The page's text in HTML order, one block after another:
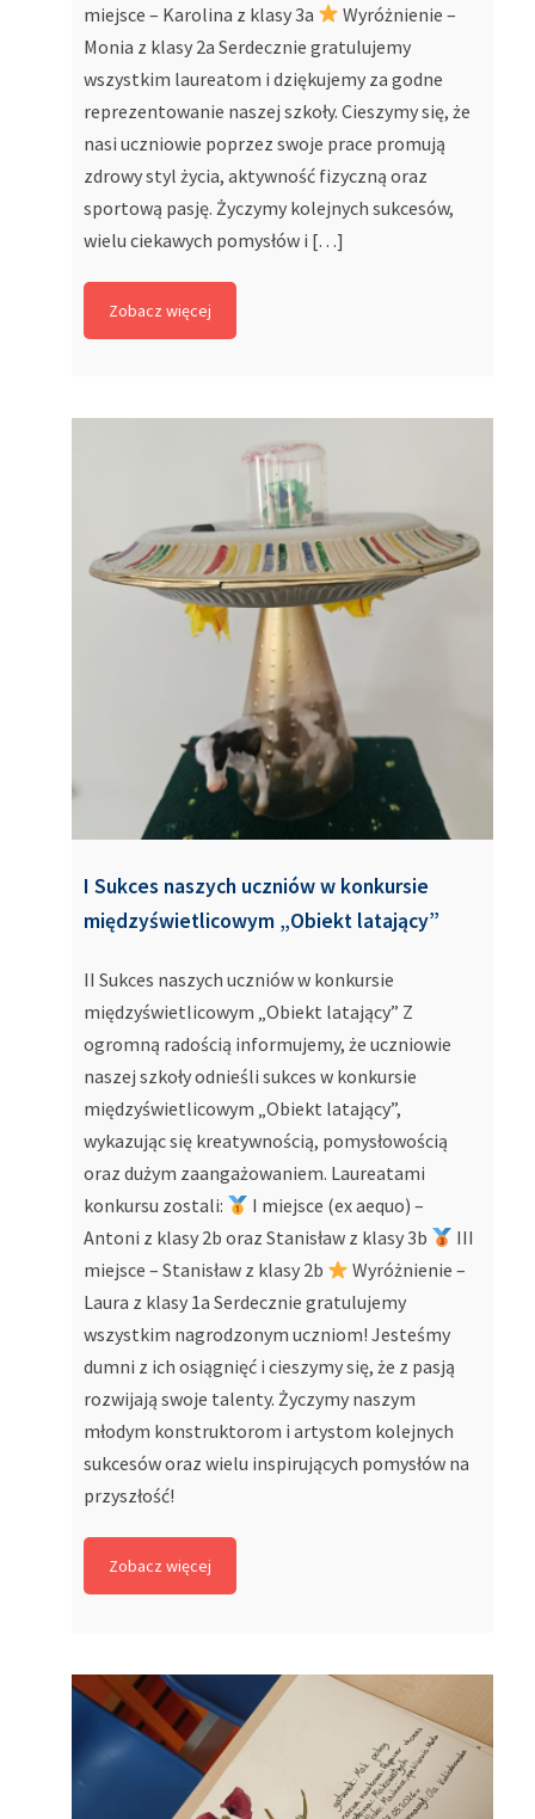
miejsce – Karolina z klasy 3a
Wyróżnienie –
Monia z klasy 2a Serdecznie gratulujemy
wszystkim laureatom i dziękujemy za godne
reprezentowanie naszej szkoły. Cieszymy się, że
nasi uczniowie poprzez swoje prace promują
zdrowy styl życia, aktywność fizyczną oraz
sportową pasję. Życzymy kolejnych sukcesów,
wielu ciekawych pomysłów i […]
Zobacz więcej
I Sukces naszych uczniów w konkursie
międzyświetlicowym „Obiekt latający”
II Sukces naszych uczniów w konkursie
międzyświetlicowym „Obiekt latający” Z
ogromną radością informujemy, że uczniowie
naszej szkoły odnieśli sukces w konkursie
międzyświetlicowym „Obiekt latający”,
wykazując się kreatywnością, pomysłowością
oraz dużym zaangażowaniem. Laureatami
konkursu zostali:
I miejsce (ex aequo) –
Antoni z klasy 2b oraz Stanisław z klasy 3b
III
miejsce – Stanisław z klasy 2b
Wyróżnienie –
Laura z klasy 1a Serdecznie gratulujemy
wszystkim nagrodzonym uczniom! Jesteśmy
dumni z ich osiągnięć i cieszymy się, że z pasją
rozwijają swoje talenty. Życzymy naszym
młodym konstruktorom i artystom kolejnych
sukcesów oraz wielu inspirujących pomysłów na
przyszłość!
Zobacz więcej